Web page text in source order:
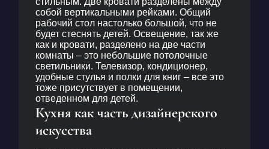
собой вертикальными рейками. Общий
рабочий стол настолько большой, что не
будет стеснять детей. Освещение, так же
как и кровати, разделено на две части
комнаты – это небольшие потолочные
светильники. Телевизор, кондиционер,
удобные стулья и полки для книг – все это
тоже присутствует в помещении,
отведенном для детей.
Кухня как часть дизайнерского
искусства